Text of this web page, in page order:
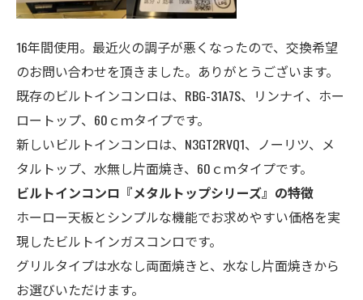
16年間使用。最近火の調子が悪くなったので、交換希望
のお問い合わせを頂きました。ありがとうございます。
既存のビルトインコンロは、RBG-31A7S、リンナイ、ホー
ロートップ、60ｃｍタイプです。
新しいビルトインコンロは、N3GT2RVQ1、ノーリツ、 メ
タルトップ、 水無し片面焼き、 60ｃｍタイプです。
ビルトインコンロ『メタルトップシリーズ』の特徴
ホーロー天板とシンプルな機能でお求めやすい価格を実
現したビルトインガスコンロです。
グリルタイプは水なし両面焼きと、水なし片面焼きから
お選びいただけます。